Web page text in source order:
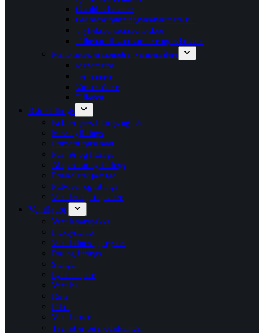
Combi beholdere
Gennemstrømningsvandvarmere EL
Trykekspansionsbeholdere
Tilbehør til vandvarmere og beholdere
Manometre,termometre, varmemålere
Manometre
Termometre
Varmemålere
Tilbehør
Rør / fittings
Kobber pressfittings og rør
Messingfittings
Primofit rørsamler
Pex rør og fittings
Alupex rør og fittings
Præisoleret pex rør
PEM rør og fittings
Ventiler og stophaner
Ventilation
Ventilationspakke
Flexsystemer
Ventilationsaggregater
Rør og fittings
Slanger
Lyddæmpere
Ventiler
Riste
Filtre
Ventilatorer
Taghætter og inddækninger